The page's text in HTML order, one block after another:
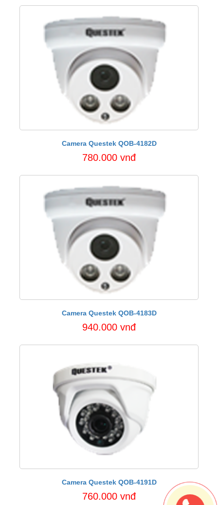
Camera Questek QOB-4182D
780.000 vnđ
Camera Questek QOB-4183D
940.000 vnđ
Camera Questek QOB-4191D
760.000 vnđ